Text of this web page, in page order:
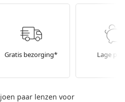
Gratis bezorging* Lage
paar lenzen voor